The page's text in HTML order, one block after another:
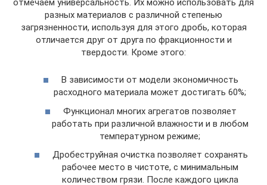
разных материалов с различной степенью
загрязненности, используя для этого дробь, которая
отличается друг от друга по фракционности и
твердости. Кроме этого:
В зависимости от модели экономичность
расходного материала может достигать 60%;
Функционал многих агрегатов позволяет
работать при различной влажности и в любом
температурном режиме;
Дробеструйная очистка позволяет сохранять
рабочее место в чистоте, с минимальным
количеством грязи. После каждого цикла